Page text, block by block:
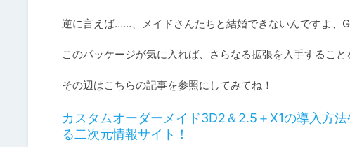
逆に言えば……、メイドさんたちと結婚できないんですよ、
このパッケージが気に入れば、さらなる拡張を入手すること
その辺はこちらの記事を参照にしてみてね！
カスタムオーダーメイド3D2＆2.5＋X1の導入方
る二次元情報サイト！